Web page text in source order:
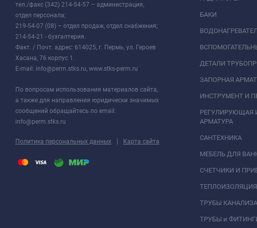
тел./факс (342) 214-54-57 – администрация,
отдел персонала;
219-54-07 (08) – отдел продаж, отдел снабжения;
214-54-21 - бухгалтерия.
Факт. / Почт. адрес: 614025, г. Пермь, ул. Героев
Хасана, 76 корпус 1.
E-mail: info@perm.stks.ru, www.stks-perm.ru
По вопросам использования материалов сайта,
а также для направления юридически значимых
сообщений обращайтесь по email:
info@perm.stks.ru
Политика персональных данных | Карта сайта
БАКИ
ДЕТАЛИ
ЗАПОРНАЯ
ИНСТРУМЕНТ И
РЕГУЛИРУЮЩАЯ
АРМАТУРА
САНТЕХНИКА
МЕБЕЛЬ ДЛЯ
СЧЕТЧИКИ И
ТЕПЛОИЗОЛЯЦИЯ
ТРУБЫ
ТРУБЫ и